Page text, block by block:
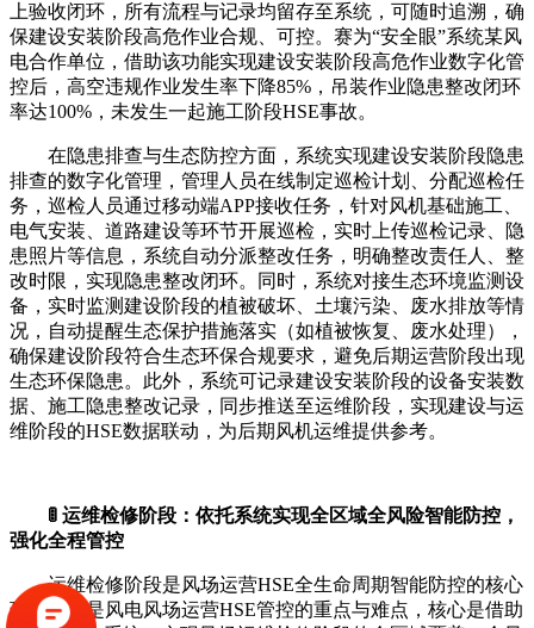
上验收闭环，所有流程与记录均留存至系统，可随时追溯，确
保建设安装阶段高危作业合规、可控。赛为“安全眼”系统某风
电合作单位，借助该功能实现建设安装阶段高危作业数字化管
控后，高空违规作业发生率下降85%，吊装作业隐患整改闭环
率达100%，未发生一起施工阶段HSE事故。
在隐患排查与生态防控方面，系统实现建设安装阶段隐患
排查的数字化管理，管理人员在线制定巡检计划、分配巡检任
务，巡检人员通过移动端APP接收任务，针对风机基础施工、
电气安装、道路建设等环节开展巡检，实时上传巡检记录、隐
患照片等信息，系统自动分派整改任务，明确整改责任人、整
改时限，实现隐患整改闭环。同时，系统对接生态环境监测设
备，实时监测建设阶段的植被破坏、土壤污染、废水排放等情
况，自动提醒生态保护措施落实（如植被恢复、废水处理），
确保建设阶段符合生态环保合规要求，避免后期运营阶段出现
生态环保隐患。此外，系统可记录建设安装阶段的设备安装数
据、施工隐患整改记录，同步推送至运维阶段，实现建设与运
维阶段的HSE数据联动，为后期风机运维提供参考。
🚦 运维检修阶段：依托系统实现全区域全风险智能防控，
强化全程管控
运维检修阶段是风场运营HSE全生命周期智能防控的核心
环节，也是风电风场运营HSE管控的重点与难点，核心是借助